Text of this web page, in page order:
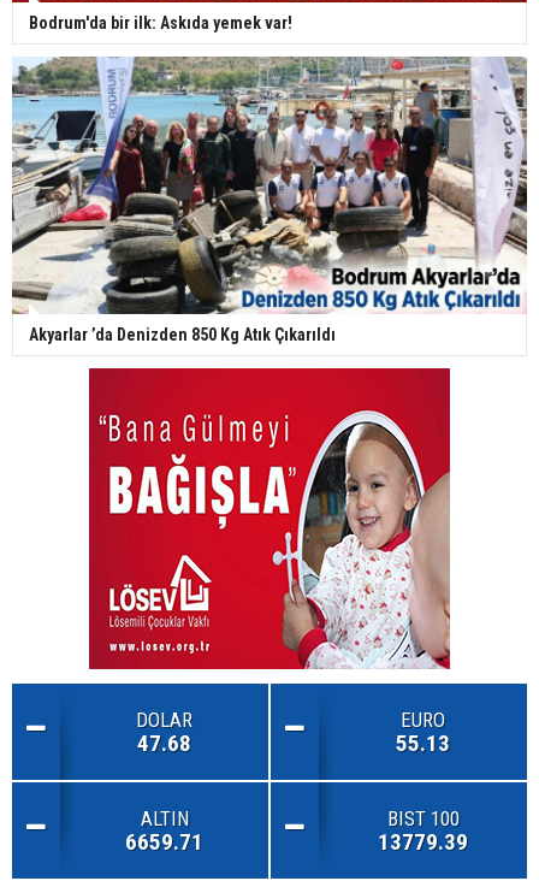
Bodrum'da bir ilk: Askıda yemek var!
Akyarlar ’da Denizden 850 Kg Atık Çıkarıldı
DOLAR
47.68
EURO
55.13
ALTIN
6659.71
BIST 100
13779.39